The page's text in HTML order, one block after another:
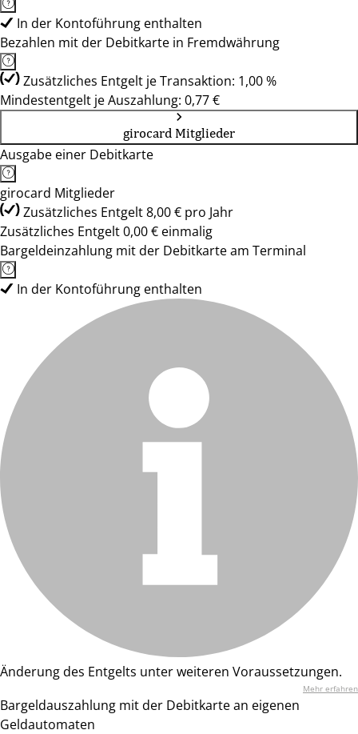
In der Kontoführung enthalten
Bezahlen mit der Debitkarte in Fremdwährung
Zusätzliches Entgelt je Transaktion: 1,00 %
Mindestentgelt je Auszahlung: 0,77 €
girocard Mitglieder
Ausgabe einer Debitkarte
girocard Mitglieder
Zusätzliches Entgelt 8,00 € pro Jahr
Zusätzliches Entgelt 0,00 € einmalig
Bargeldeinzahlung mit der Debitkarte am Terminal
In der Kontoführung enthalten
Änderung des Entgelts unter weiteren Voraussetzungen.
Mehr erfahren
Bargeldauszahlung mit der Debitkarte an eigenen
Geldautomaten